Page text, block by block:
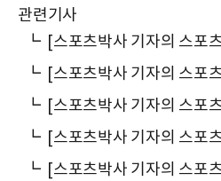
관련기사
┗
┗
┗
┗
┗